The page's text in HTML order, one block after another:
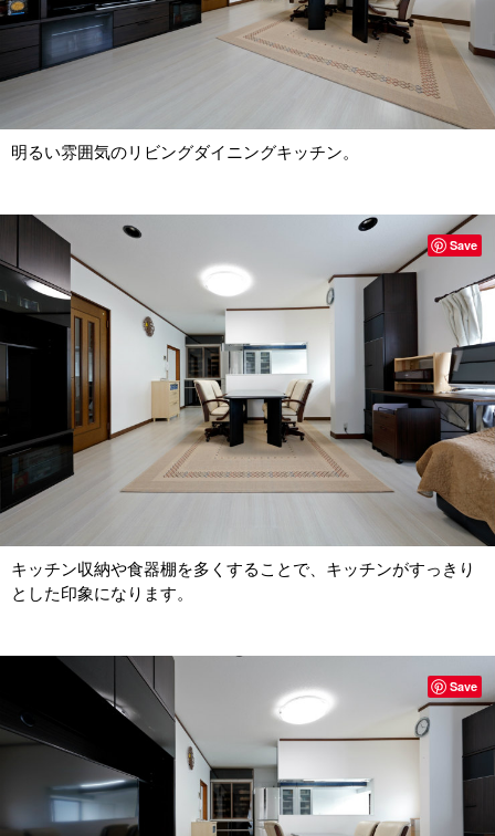
明るい雰囲気のリビングダイニングキッチン。
キッチン収納や食器棚を多くすることで、キッチンがすっきり
とした印象になります。
Save
Save